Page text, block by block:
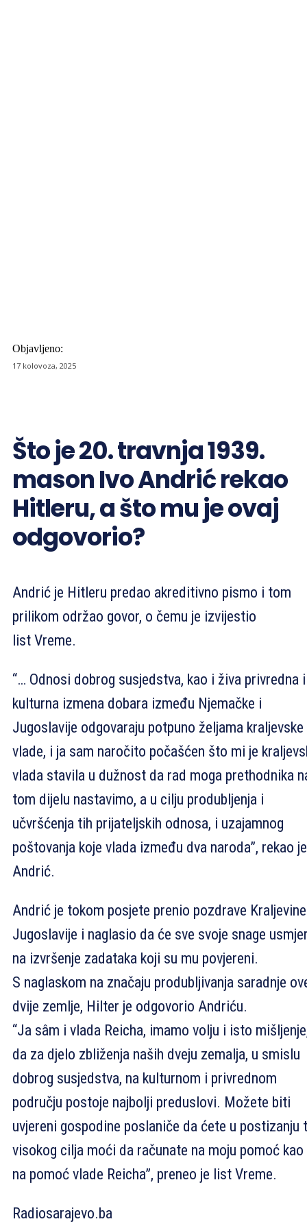
Objavljeno:
17 kolovoza, 2025
Što je 20. travnja 1939.
mason Ivo Andrić rekao
Hitleru, a što mu je ovaj
odgovorio?
Andrić je Hitleru predao akreditivno pismo i tom
prilikom održao govor, o čemu je izvijestio
list Vreme.
“… Odnosi dobrog susjedstva, kao i živa privredna i
kulturna izmena dobara između Njemačke i
Jugoslavije odgovaraju potpuno željama kraljevske
vlade, i ja sam naročito počašćen što mi je
vlada stavila u dužnost da rad moga prethodnika
tom dijelu nastavimo, a u cilju produbljenja i
učvršćenja tih prijateljskih odnosa, i uzajamnog
poštovanja koje vlada između dva naroda”, rekao je
Andrić.
Andrić je tokom posjete prenio pozdrave Kraljevine
Jugoslavije i naglasio da će sve svoje snage
na izvršenje zadataka koji su mu povjereni.
S naglaskom na značaju produbljivanja saradnje
dvije zemlje, Hilter je odgovorio Andriću.
“Ja sâm i vlada Reicha, imamo volju i isto
da za djelo zbliženja naših dveju zemalja, u smislu
dobrog susjedstva, na kulturnom i privrednom
području postoje najbolji preduslovi. Možete biti
uvjereni gospodine poslaniče da ćete u postizanju
visokog cilja moći da računate na moju pomoć kao
na pomoć vlade Reicha”, preneo je list Vreme.
Radiosarajevo.ba